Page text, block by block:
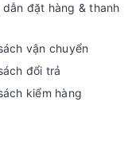
dẫn đặt hàng & thanh
vận chuyển
đổi trả
kiểm hàng